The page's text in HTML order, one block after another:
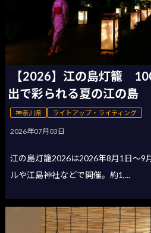
【2026】江の島灯籠
出で彩られる夏の江の島
神奈川県 ライトアップ・ライティング
2026年07月03日
江の島灯籠2026は2026年8月1日〜9
ルや江島神社などで開催。約1,...